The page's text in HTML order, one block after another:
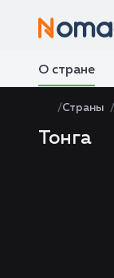
О стране
Страны
Тонга